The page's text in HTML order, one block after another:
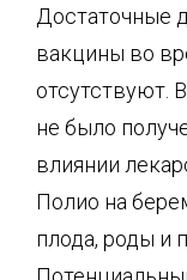
Достаточные
вакцины во
отсутствуют.
не было
влиянии
Полио на
плода, роды и